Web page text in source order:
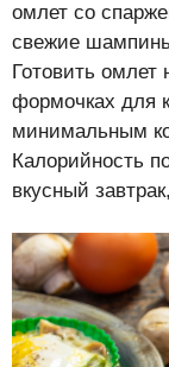
омлет со
свежие
Готовить омлет
формочках для
минимальным
Калорийность
вкусный